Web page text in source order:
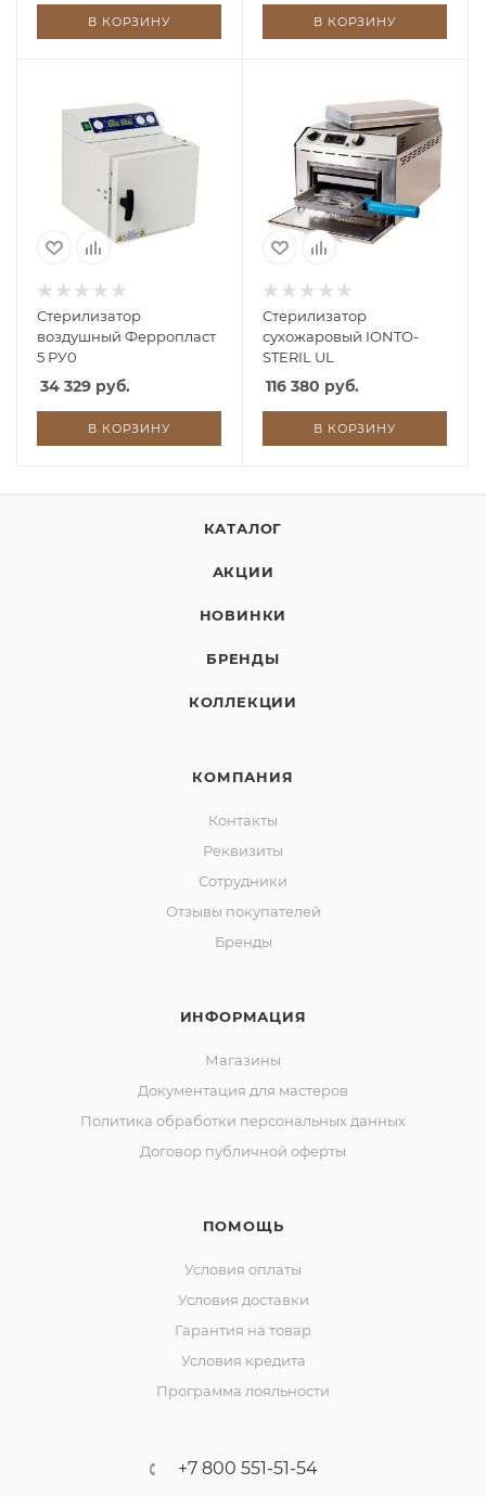
В КОРЗИНУ В КОРЗИНУ
Стерилизатор
воздушный Ферропласт
5 РУ0
34 329 руб.
В КОРЗИНУ
Стерилизатор
сухожаровый IONTO-
STERIL UL
116 380 руб.
В КОРЗИНУ
КАТАЛОГ
АКЦИИ
НОВИНКИ
БРЕНДЫ
КОЛЛЕКЦИИ
КОМПАНИЯ
Контакты
Реквизиты
Сотрудники
Отзывы покупателей
Бренды
ИНФОРМАЦИЯ
Магазины
Документация для мастеров
Политика обработки персональных данных
Договор публичной оферты
ПОМОЩЬ
Условия оплаты
Условия доставки
Гарантия на товар
Условия кредита
Программа лояльности
+7 800 551-51-54